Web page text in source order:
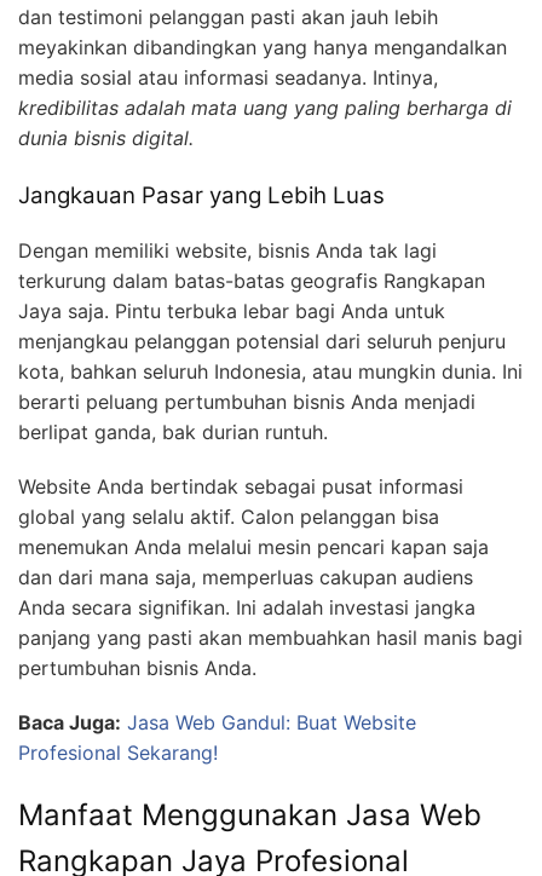
dan testimoni pelanggan pasti akan jauh lebih
meyakinkan dibandingkan yang hanya mengandalkan
media sosial atau informasi seadanya. Intinya,
kredibilitas adalah mata uang yang paling berharga di
dunia bisnis digital.
Jangkauan Pasar yang Lebih Luas
Dengan memiliki website, bisnis Anda tak lagi
terkurung dalam batas-batas geografis Rangkapan
Jaya saja. Pintu terbuka lebar bagi Anda untuk
menjangkau pelanggan potensial dari seluruh penjuru
kota, bahkan seluruh Indonesia, atau mungkin dunia. Ini
berarti peluang pertumbuhan bisnis Anda menjadi
berlipat ganda, bak durian runtuh.
Website Anda bertindak sebagai pusat informasi
global yang selalu aktif. Calon pelanggan bisa
menemukan Anda melalui mesin pencari kapan saja
dan dari mana saja, memperluas cakupan audiens
Anda secara signifikan. Ini adalah investasi jangka
panjang yang pasti akan membuahkan hasil manis bagi
pertumbuhan bisnis Anda.
Baca Juga: Jasa Web Gandul: Buat Website
Profesional Sekarang!
Manfaat Menggunakan Jasa Web
Rangkapan Jaya Profesional